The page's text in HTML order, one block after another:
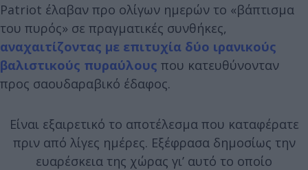
Patriot έλαβαν προ ολίγων ημερών το «βάπτισμα
του πυρός» σε πραγματικές συνθήκες,
αναχαιτίζοντας με επιτυχία δύο ιρανικούς
βαλιστικούς πυραύλους που κατευθύνονταν
προς σαουδαραβικό έδαφος.
Είναι εξαιρετικό το αποτέλεσμα που καταφέρατε
πριν από λίγες ημέρες. Εξέφρασα δημοσίως την
ευαρέσκεια της χώρας γι’ αυτό το οποίο